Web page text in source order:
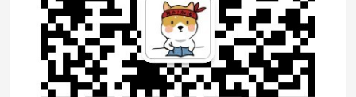
$ apt- get install php5-
fpm
$ apt
get install php5
mysql php5
- gd #还有其他扩展按需安装